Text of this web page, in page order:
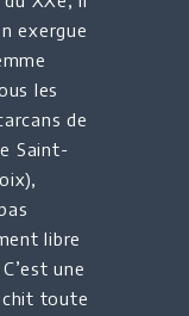
exergue
les
de
Saint-
libre
une
toute